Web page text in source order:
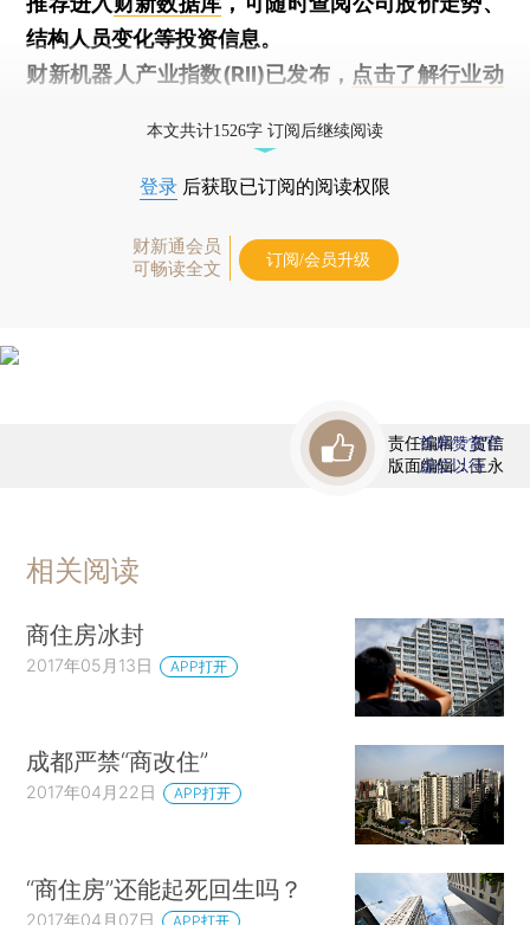
结构人员变化等投资信息。
财新机器人产业指数(RII)已发布， 点击了解行业动
本文共计1526字 订阅后继续阅读
登录 后获取已订阅的阅读权限
财新通会员
可畅读全文
订阅/会员升级
责任编辑：贺信
版面编辑：王永
首席赞赏官
虚位以待
相关阅读
商住房冰封
2017年05月13日 APP打开
成都严禁“商改住”
2017年04月22日 APP打开
“商住房”还能起死回生吗？
2017年04月07日 APP打开